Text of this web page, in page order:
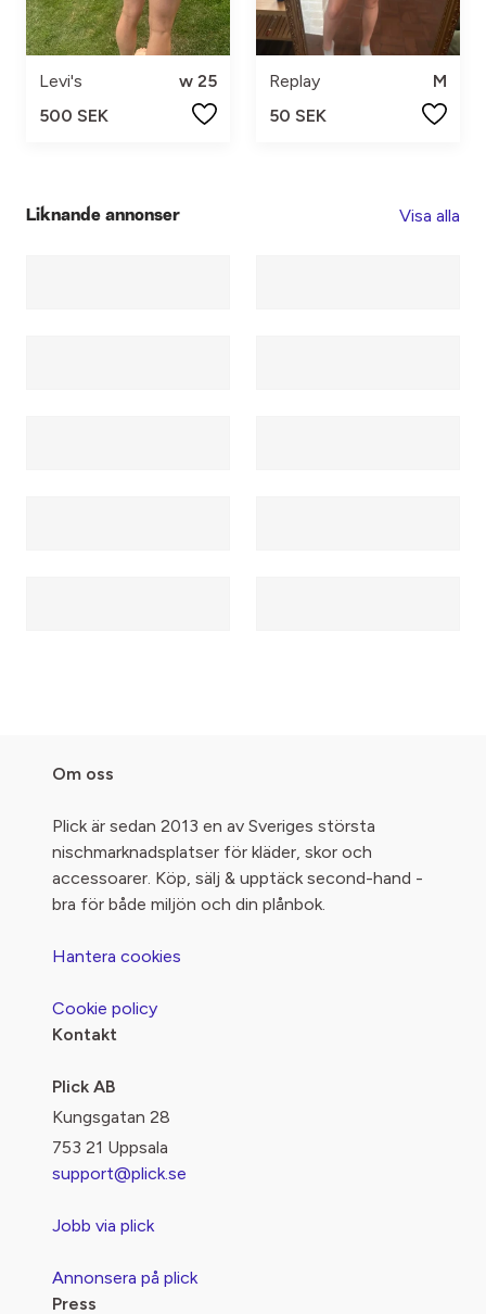
Levi's
w 25
500 SEK
Replay
M
50 SEK
Liknande annonser Visa alla
Om oss
Plick är sedan 2013 en av Sveriges största
nischmarknadsplatser för kläder, skor och
accessoarer. Köp, sälj & upptäck second-hand -
bra för både miljön och din plånbok.
Hantera cookies
Cookie policy
Kontakt
Plick AB
Kungsgatan 28
753 21 Uppsala
support@plick.se
Jobb via plick
Annonsera på plick
Press